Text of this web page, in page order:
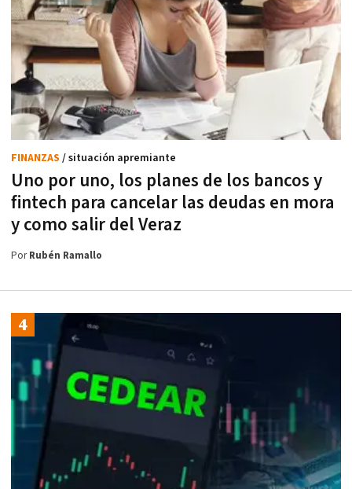
Uno por uno, los planes de los bancos y
fintech para cancelar las deudas en mora
y como salir del Veraz
FINANZAS / situación apremiante
PorRubén Ramallo